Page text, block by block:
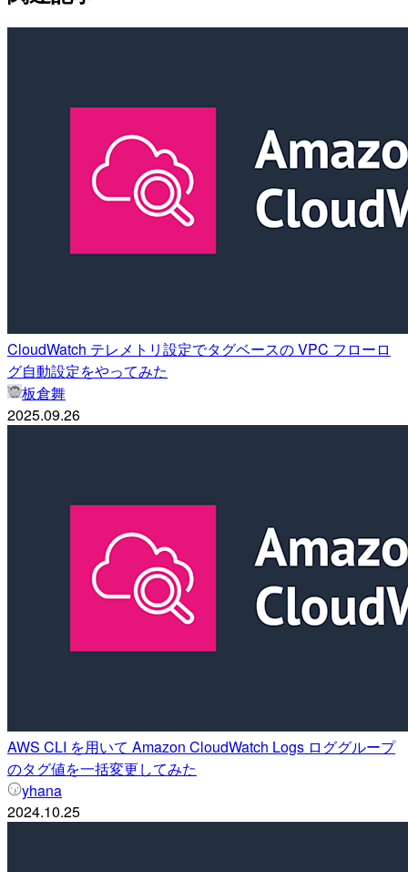
CloudWatch テレメトリ設定でタグベースの VPC フローロ
グ自動設定をやってみた
板倉舞
2025.09.26
AWS CLI を用いて Amazon CloudWatch Logs ロググループ
のタグ値を一括変更してみた
yhana
2024.10.25